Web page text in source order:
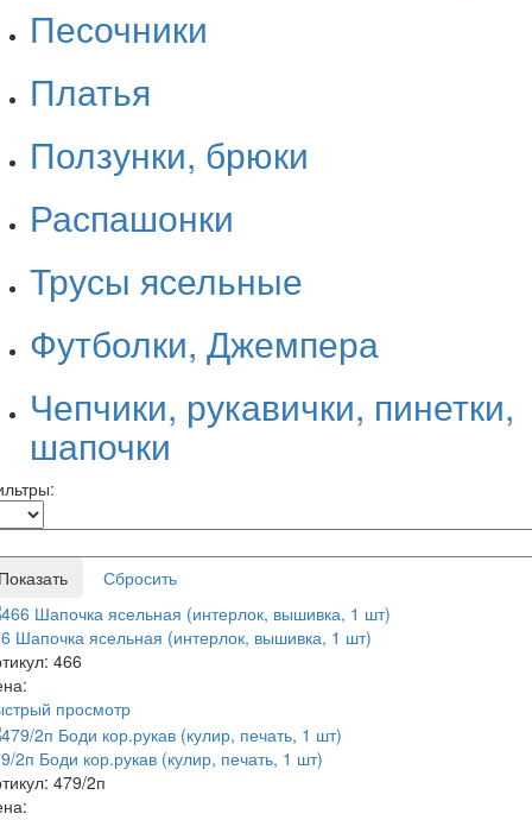
Песочники
Платья
Ползунки, брюки
Распашонки
Трусы ясельные
Футболки, Джемпера
Чепчики, рукавички, пинетки,
шапочки
Шапочка ясельная (интерлок, вышивка, 1 шт)
466
просмотр
2п Боди кор.рукав (кулир, печать, 1 шт)
479/2п